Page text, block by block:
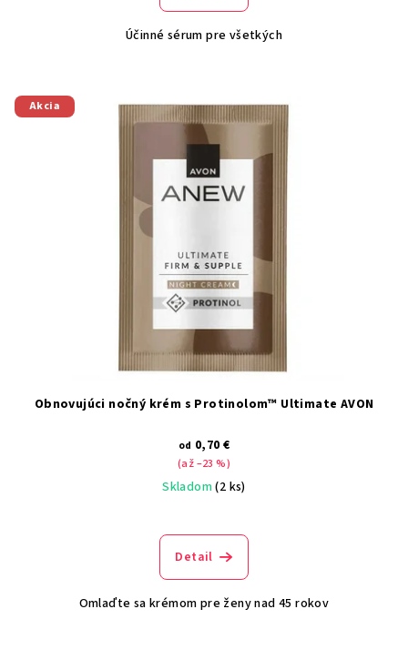
Účinné sérum pre všetkých
Akcia
Obnovujúci nočný krém s Protinolom™ Ultimate AVON
od 0,70 €
(až –23 %)
Skladom(2 ks)
Detail
Omlaďte sa krémom pre ženy nad 45 rokov